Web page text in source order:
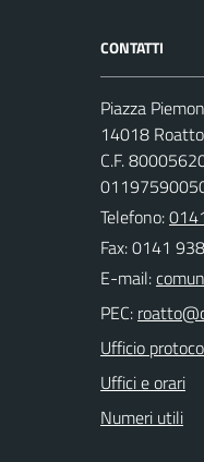
CONTATTI
Piazza
14018
C.F.
Telefono:
Fax: 0141
E-mail:
PEC:
Ufficio
Uffici e orari
Numeri utili